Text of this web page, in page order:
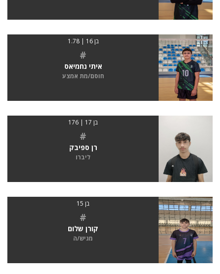
בן 16 | 1.78
#
איתי נחמיאס
חוסם/מת אמצע
בן 17 | 176
#
רן ספיבק
ליברו
בן 15
#
קורן שלום
מגיש/ה